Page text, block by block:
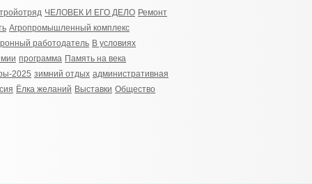
ЧЕЛОВЕК И ЕГО ДЕЛО Ремонт
Агропромышленный комплекс
работодатель В условиях
программа Память на века
2025 зимний отдых административная
Ёлка желаний Выставки Общество